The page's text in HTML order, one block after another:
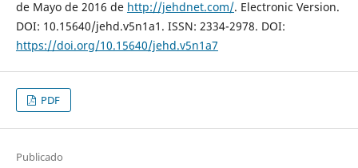
de Mayo de 2016 de http://jehdnet.com/. Electronic Version.
DOI: 10.15640/jehd.v5n1a1. ISSN: 2334-2978. DOI:
https://doi.org/10.15640/jehd.v5n1a7
PDF
Publicado